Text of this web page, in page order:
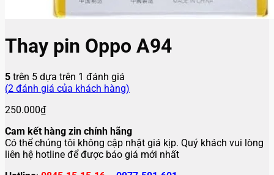
Thay pin Oppo A94
5 trên 5 dựa trên 1 đánh giá
(2 đánh giá của khách hàng)
250.000₫
Cam kết hàng zin chính hãng
Có thể chúng tôi không cập nhật giá kịp. Quý khách vui lòng
liên hệ hotline để được báo giá mới nhất